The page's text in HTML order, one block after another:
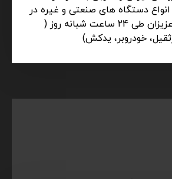
دستگاه های صنعتی و غیره در
خدمت شما عزیزان طی 24 ساعت شبانه روز (
خودروبر، یدکش)